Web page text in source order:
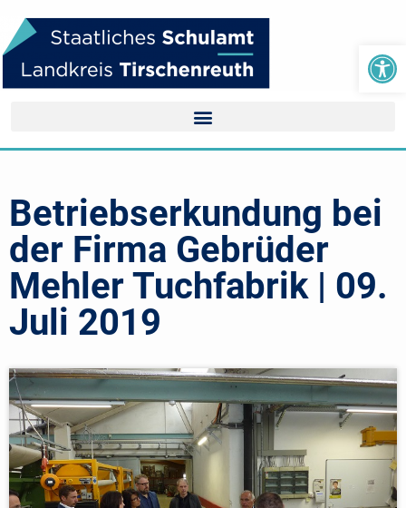
Betriebserkundung bei
der Firma Gebrüder
Mehler Tuchfabrik | 09.
Juli 2019